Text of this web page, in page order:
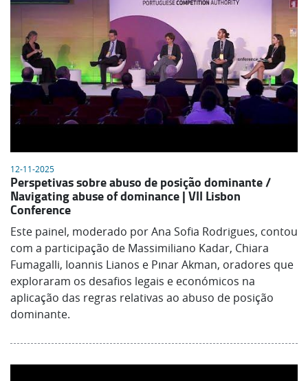
12-11-2025
Perspetivas sobre abuso de posição dominante /
Navigating abuse of dominance | VII Lisbon
Conference
Este painel, moderado por Ana Sofia Rodrigues, contou
com a participação de Massimiliano Kadar, Chiara
Fumagalli, Ioannis Lianos e Pınar Akman, oradores que
exploraram os desafios legais e económicos na
aplicação das regras relativas ao abuso de posição
dominante.